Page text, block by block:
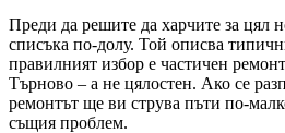
Преди да решите да харчите за цял
списъка по-долу. Той описва
правилният избор е частичен
Търново – а не цялостен. Ако се
ремонтът ще ви струва пъти по-
същия проблем.